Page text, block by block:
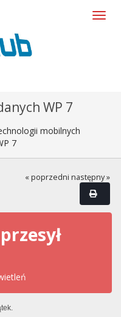
WP 7
mobilnych
7
« poprzedni następny »